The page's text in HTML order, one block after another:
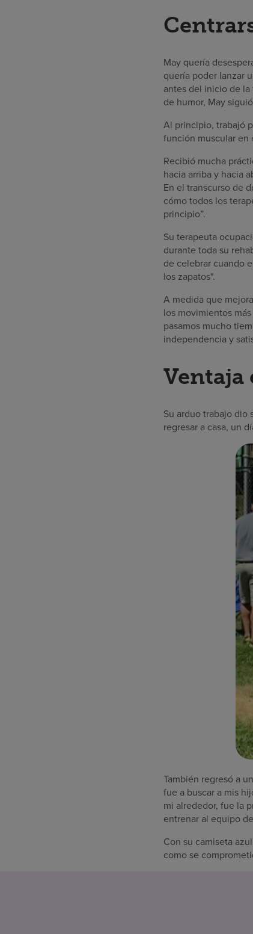
May quería
quería poder lanzar
antes del inicio de
de humor, May
Al principio, trabajó
función muscular en
Recibió mucha
hacia arriba y hacia
En el transcurso de
cómo todos los
principio”.
Su terapeuta
durante toda su
de celebrar cuando
los zapatos".
A medida que
los movimientos
pasamos mucho
independencia y
Ventaja
Su arduo trabajo dio
regresar a casa, un
También regresó a
fue a buscar a mis
mi alrededor, fue la
entrenar al equipo
Con su camiseta
como se